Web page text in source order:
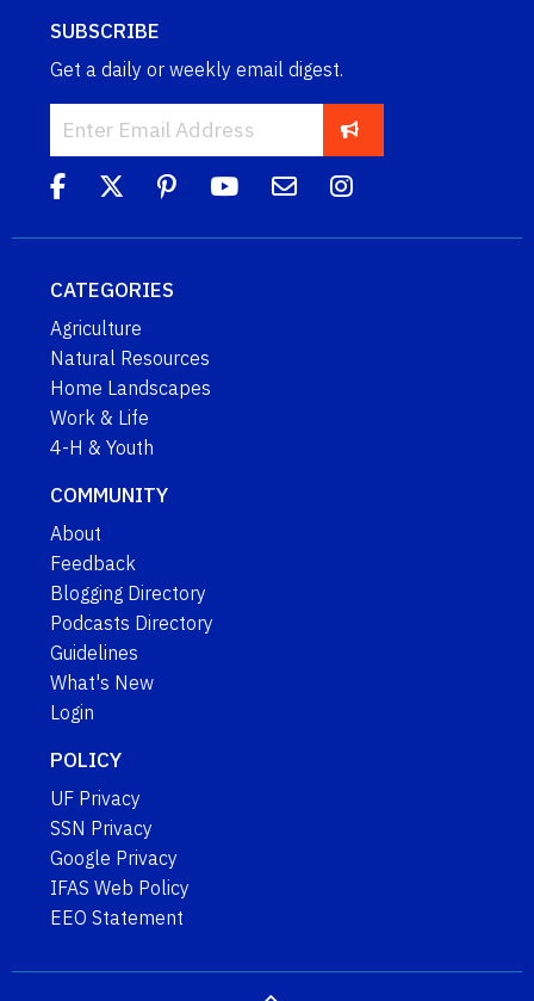
SUBSCRIBE
Get a daily or weekly email digest.
CATEGORIES
Agriculture
Natural Resources
Home Landscapes
Work & Life
4-H & Youth
COMMUNITY
About
Feedback
Blogging Directory
Podcasts Directory
Guidelines
What's New
Login
POLICY
UF Privacy
SSN Privacy
Google Privacy
IFAS Web Policy
EEO Statement